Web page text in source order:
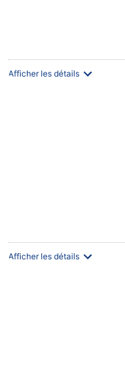
Afficher les détails
Afficher les détails